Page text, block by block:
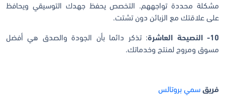
مشكلة محددة تواجههم. التخصص يحفظ جهدك التوسيقي ويحافظ
على علاقتك مع الزبائن دون تشتت.
10- النصيحة العاشرة
: تذكر دائما بأن الجودة والصدق هي أفضل
مسوق ومروج لمنتج وخدماتك.
فريق سمي بروتالس